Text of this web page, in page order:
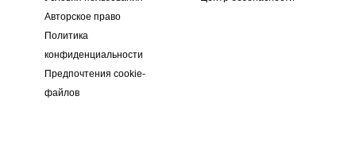
Авторское право
Политика
конфиденциальности
Предпочтения cookie-
файлов